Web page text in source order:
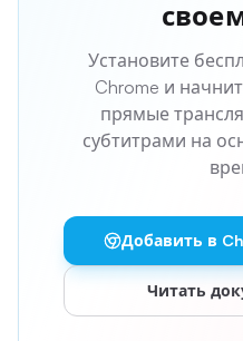
Установите
Chrome и
прямые
субтитрами на
Добавить в
Читать